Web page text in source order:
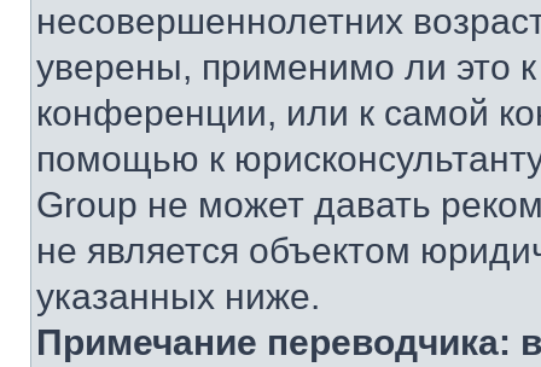
несовершеннолетних
уверены, применимо ли это
конференции, или к самой
помощью к
Group не может давать
не является объектом
указанных ниже.
Примечание переводчика: